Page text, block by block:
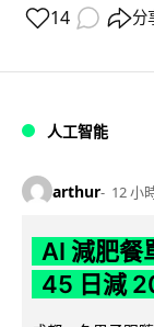
14 分
人工智能
arthur 12 小
AI 減肥
45 日減